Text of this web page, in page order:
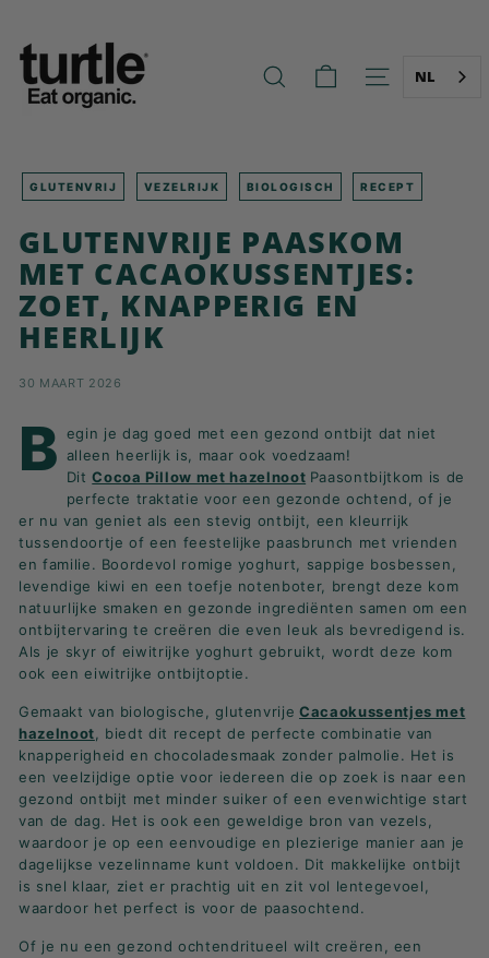
inhoud
U
R
T
E
-
E
T
T
E
B
R
E
A
F
A
S
T!
ZOEK OP NAVIGATIE
NL
GLUTENVRIJ VEZELRIJK BIOLOGISCH RECEPT
GLUTENVRIJE PAASKOM
MET CACAOKUSSENTJES:
ZOET, KNAPPERIG EN
HEERLIJK
30 MAART 2026
B egin je dag goed met een gezond ontbijt dat niet
alleen heerlijk is, maar ook voedzaam!
DitCocoa Pillow met hazelnoot Paasontbijtkom is de
perfecte traktatie voor een gezonde ochtend, of je
er nu van geniet als een stevig ontbijt, een kleurrijk
tussendoortje of een feestelijke paasbrunch met vrienden
en familie. Boordevol romige yoghurt, sappige bosbessen,
levendige kiwi en een toefje notenboter, brengt deze kom
natuurlijke smaken en gezonde ingrediënten samen om een
ontbijtervaring te creëren die even leuk als bevredigend is.
Als je skyr of eiwitrijke yoghurt gebruikt, wordt deze kom
ook een eiwitrijke ontbijtoptie.
Gemaakt van biologische, glutenvrije Cacaokussentjes met
hazelnoot , biedt dit recept de perfecte combinatie van
knapperigheid en chocoladesmaak zonder palmolie. Het is
een veelzijdige optie voor iedereen die op zoek is naar een
gezond ontbijt met minder suiker of een evenwichtige start
van de dag. Het is ook een geweldige bron van vezels,
waardoor je op een eenvoudige en plezierige manier aan je
dagelijkse vezelinname kunt voldoen. Dit makkelijke ontbijt
is snel klaar, ziet er prachtig uit en zit vol lentegevoel,
waardoor het perfect is voor de paasochtend.
Of je nu een gezond ochtendritueel wilt creëren, een